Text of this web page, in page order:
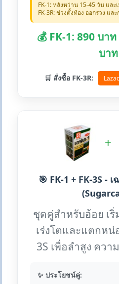
FK-1: หลังหว่าน 15-45 วัน และ
FK-3R: ช่วงตั้งท้อง ออกรวง แ
💰 FK-1: 890 บา
บาท
🛒 สั่งซื้อ FK-3R:
+
🎯 FK-1 + FK-3S -
ชุดคู่สำหรับอ้อย เริ่
เร่งโตและแตกหน่
3S เพื่อลำสูง ควา
✨ ประโยชน์คู่: